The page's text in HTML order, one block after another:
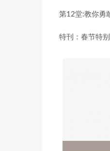
第12堂:教你勇
特刊：春节特